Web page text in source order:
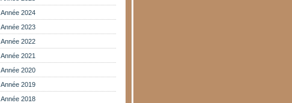
Année 2024
Année 2023
Année 2022
Année 2021
Année 2020
Année 2019
Année 2018